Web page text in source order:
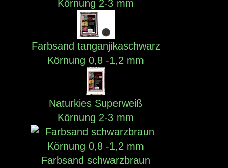
Körnung 2-3 mm
Farbsand tanganjikaschwarz
Körnung 0,8 -1,2 mm
Naturkies Superweiß
Körnung 2-3 mm
Farbsand schwarzbraun